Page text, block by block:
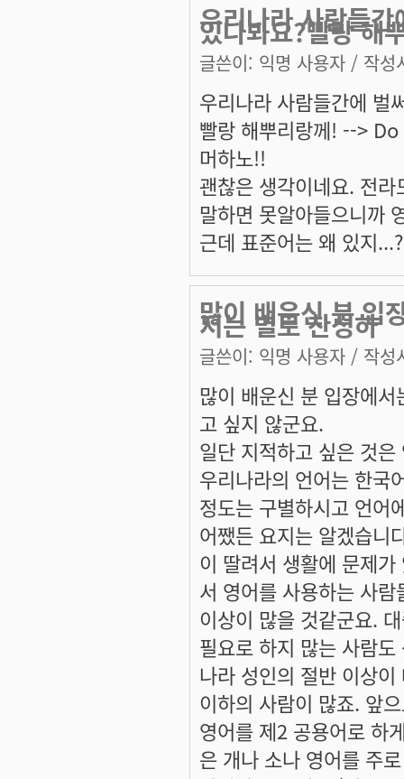
우리나라 사람들
있나봐요?빨랑 해
글쓴이: 익명 사용자 / 작성
우리나라 사람들간에 벌
빨랑 해뿌리랑께! -->
머하노!!
괜찮은 생각이네요. 전
말하면 못알아들으니까
근데 표준어는 왜 있지...?
많이 배운신 분 입
저는 별로 찬성하
글쓴이: 익명 사용자 / 작성
많이 배운신 분 입장에
고 싶지 않군요.
일단 지적하고 싶은 것
우리나라의 언어는 한국
정도는 구별하시고 언어
어쨌든 요지는 알겠습니
이 딸려서 생활에 문제
서 영어를 사용하는 사
이상이 많을 것같군요.
필요로 하지 많는 사람
나라 성인의 절반 이상
이하의 사람이 많죠. 앞
영어를 제2 공용어로 하
은 개나 소나 영어를 주